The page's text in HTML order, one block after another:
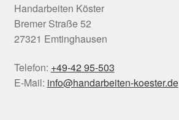
Handarbeiten Köster
Bremer Straße 52
27321 Emtinghausen
Telefon: +49-42 95-503
E-Mail: info@handarbeiten-koester.de